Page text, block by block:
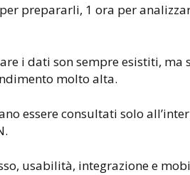
prepararli, 1 ora per
i dati son sempre esistiti, ma
molto alta.
essere consultati solo
usabilità, integrazione e